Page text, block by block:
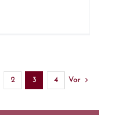
2 3 4 Vor